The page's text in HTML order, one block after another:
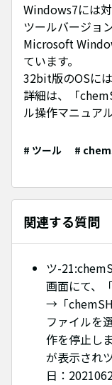
Windows7には
ツールバージョ
Microsoft
ています。
32bit版のOSに
詳細は、「
ル操作マニュア
# ツール #
関連する質問
ツ-
画面にて、
→「
ファイルを
作を停止し
が表示され
日：